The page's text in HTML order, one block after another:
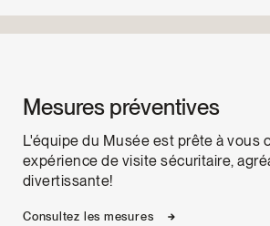
Mesures préventives
L'équipe du Musée est prête à vous
expérience de visite sécuritaire,
divertissante!
Consultez les mesures